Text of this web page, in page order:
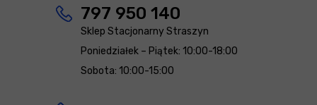
797 950 140
Sklep Stacjonarny Straszyn
Poniedziałek – Piątek: 10:00-18:00
Sobota: 10:00-15:00